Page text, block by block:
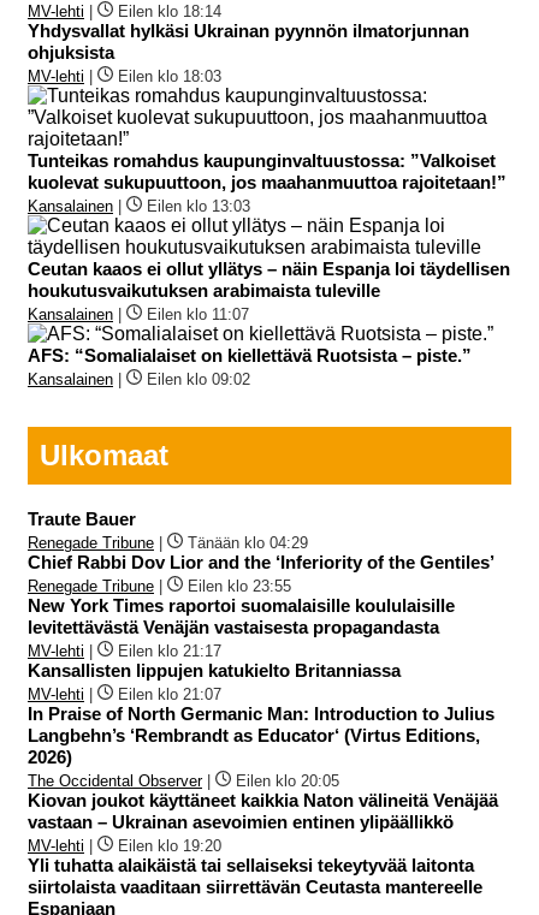
MV-lehti Eilen klo 18:14
Yhdysvallat hylkäsi Ukrainan pyynnön ilmatorjunnan
ohjuksista
MV-lehti Eilen klo 18:03
Tunteikas romahdus kaupunginvaltuustossa: ”Valkoiset
kuolevat sukupuuttoon, jos maahanmuuttoa rajoitetaan!”
Kansalainen Eilen klo 13:03
Ceutan kaaos ei ollut yllätys – näin Espanja loi täydellisen
houkutusvaikutuksen arabimaista tuleville
Kansalainen Eilen klo 11:07
AFS: “Somalialaiset on kiellettävä Ruotsista – piste.”
Kansalainen Eilen klo 09:02
Ulkomaat
Traute Bauer
Renegade Tribune Tänään klo 04:29
Chief Rabbi Dov Lior and the ‘Inferiority of the Gentiles’
Renegade Tribune Eilen klo 23:55
New York Times raportoi suomalaisille koululaisille
levitettävästä Venäjän vastaisesta propagandasta
MV-lehti Eilen klo 21:17
Kansallisten lippujen katukielto Britanniassa
MV-lehti Eilen klo 21:07
In Praise of North Germanic Man: Introduction to Julius
Langbehn’s ‘Rembrandt as Educator‘ (Virtus Editions,
2026)
The Occidental Observer| Eilen klo 20:05
Kiovan joukot käyttäneet kaikkia Naton välineitä Venäjää
vastaan – Ukrainan asevoimien entinen ylipäällikkö
MV-lehti Eilen klo 19:20
Yli tuhatta alaikäistä tai sellaiseksi tekeytyvää laitonta
siirtolaista vaaditaan siirrettävän Ceutasta mantereelle
Espanjaan